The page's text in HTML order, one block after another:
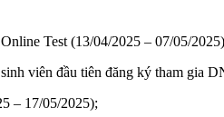
Test (13/04/2025 – 07/05/
viên đầu tiên đăng ký tham gia
– 17/05/2025);